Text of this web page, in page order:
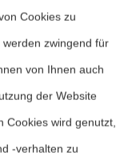
Da
der
Anteil von
Cookies zu
zwingend für
von Ihnen auch
der Website
Cookies wird genutzt,
-verhalten zu